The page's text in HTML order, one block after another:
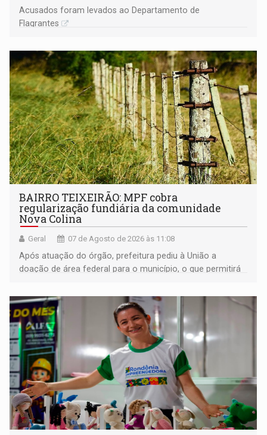
Acusados foram levados ao Departamento de
Flagrantes
BAIRRO TEIXEIRÃO: MPF cobra
regularização fundiária da comunidade
Nova Colina
Geral 07 de Agosto de 2026 às 11:08
Após atuação do órgão, prefeitura pediu à União a
doação de área federal para o município, o que permitirá